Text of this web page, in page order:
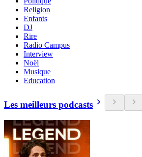
Religion
Enfants
DJ
Rire
Radio Campus
Interview
Noël
Musique
Education
Les meilleurs podcasts